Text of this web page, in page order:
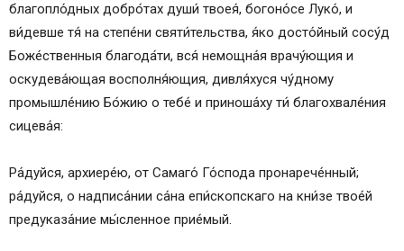
благопло́дных добро́тах души́ твоея́, богоно́се Луко́, и
ви́девше тя́ на степе́ни святи́тельства, я́ко досто́йный сосу́д
Боже́ственныя благода́ти, вся́ немощна́я врачу́ющия и
оскудева́ющая восполня́ющия, дивля́хуся чу́дному
промышле́нию Бо́жию о тебе́ и приноша́ху ти́ благохвале́ния
сицева́я:
Ра́дуйся, архиере́ю, от Самаго́ Го́спода пронарече́нный;
ра́дуйся, о надписа́нии са́на епи́скопскаго на кни́зе твое́й
предуказа́ние мы́сленное прие́мый.